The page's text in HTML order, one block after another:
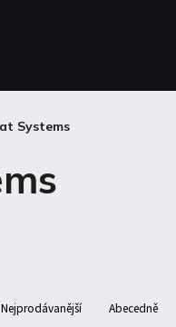
Systems
Nejprodávanější Abecedně